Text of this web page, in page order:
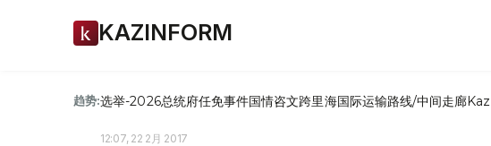
KAZINFORM
趋势:选举-2026总统府任免事件国情咨文跨里海国际运输路线/中间走廊
12:07, 22 2月 2017